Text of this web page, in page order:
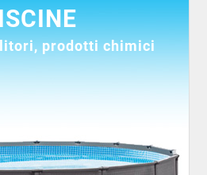
prodotti chimici